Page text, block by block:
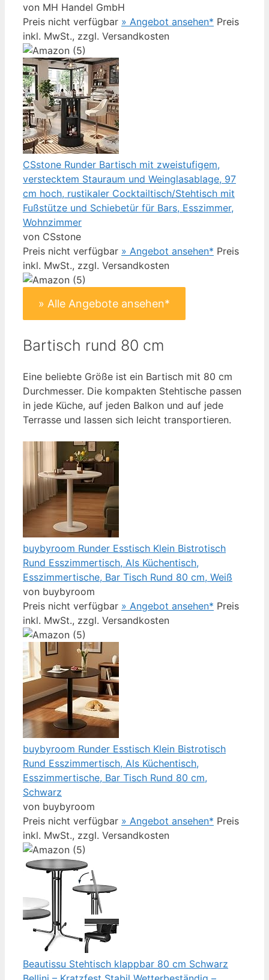
von MH Handel GmbH
Preis nicht verfügbar » Angebot ansehen* Preis
inkl. MwSt., zzgl. Versandkosten
CSstone Runder Bartisch mit zweistufigem,
verstecktem Stauraum und Weinglasablage, 97
cm hoch, rustikaler Cocktailtisch/Stehtisch mit
Fußstütze und Schiebetür für Bars, Esszimmer,
Wohnzimmer
von CSstone
Preis nicht verfügbar » Angebot ansehen* Preis
inkl. MwSt., zzgl. Versandkosten
» Alle Angebote ansehen*
Bartisch rund 80 cm
Eine beliebte Größe ist ein Bartisch mit 80 cm
Durchmesser. Die kompakten Stehtische passen
in jede Küche, auf jeden Balkon und auf jede
Terrasse und lassen sich leicht transportieren.
buybyroom Runder Esstisch Klein Bistrotisch
Rund Esszimmertisch, Als Küchentisch,
Esszimmertische, Bar Tisch Rund 80 cm, Weiß
von buybyroom
Preis nicht verfügbar » Angebot ansehen* Preis
inkl. MwSt., zzgl. Versandkosten
buybyroom Runder Esstisch Klein Bistrotisch
Rund Esszimmertisch, Als Küchentisch,
Esszimmertische, Bar Tisch Rund 80 cm,
Schwarz
von buybyroom
Preis nicht verfügbar » Angebot ansehen* Preis
inkl. MwSt., zzgl. Versandkosten
Beautissu Stehtisch klappbar 80 cm Schwarz